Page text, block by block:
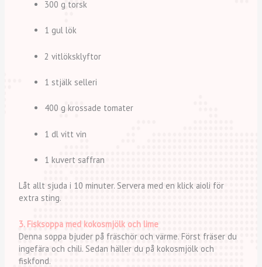
300 g torsk
1 gul lök
2 vitlöksklyftor
1 stjälk selleri
400 g krossade tomater
1 dl vitt vin
1 kuvert saffran
Låt allt sjuda i 10 minuter. Servera med en klick aioli för
extra sting.
3. Fisksoppa med kokosmjölk och lime
Denna soppa bjuder på fräschör och värme. Först fräser du
ingefära och chili. Sedan häller du på kokosmjölk och
fiskfond.